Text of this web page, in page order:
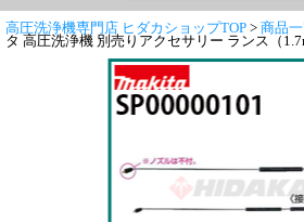
高圧洗浄機専門店 ヒダカショップTOP > 商品
タ 高圧洗浄機 別売りアクセサリー ランス（